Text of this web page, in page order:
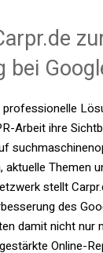
bei
professionelle
Arbeit ihre
aktuelle Themen
stellt
des
damit nicht nur
Online-